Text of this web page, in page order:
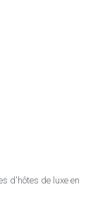
d'hôtes de luxe en